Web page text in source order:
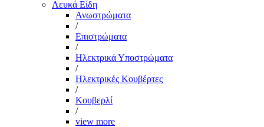
Λευκά Είδη
Ανωστρώματα
/
Επιστρώματα
/
Ηλεκτρικά Υποστρώματα
/
Ηλεκτρικές Κουβέρτες
/
Κουβερλί
/
view more